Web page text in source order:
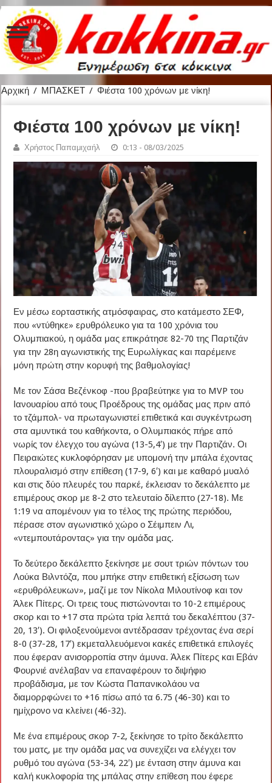
Αρχική / ΜΠΑΣΚΕΤ / Φιέστα 100 χρόνων με νίκη!
Φιέστα 100 χρόνων με νίκη!
Χρήστος Παπαμιχαήλ 0:13 - 08/03/2025
Εν μέσω εορταστικής ατμόσφαιρας, στο κατάμεστο ΣΕΦ,
που «ντύθηκε» ερυθρόλευκο για τα 100 χρόνια του
Ολυμπιακού, η ομάδα μας επικράτησε 82-70 της Παρτιζάν
για την 28η αγωνιστικής της Ευρωλίγκας και παρέμεινε
μόνη πρώτη στην κορυφή της βαθμολογίας!
Με τον Σάσα Βεζένκοφ -που βραβεύτηκε για το MVP του
Ιανουαρίου από τους Προέδρους της ομάδας μας πριν από
το τζάμπολ- να πρωταγωνιστεί επιθετικά και συγκέντρωση
στα αμυντικά του καθήκοντα, ο Ολυμπιακός πήρε από
νωρίς τον έλεγχο του αγώνα (13-5,4′) με την Παρτιζάν. Οι
Πειραιώτες κυκλοφόρησαν με υπομονή την μπάλα έχοντας
πλουραλισμό στην επίθεση (17-9, 6′) και με καθαρό μυαλό
και στις δύο πλευρές του παρκέ, έκλεισαν το δεκάλεπτο με
επιμέρους σκορ με 8-2 στο τελευταίο δίλεπτο (27-18). Με
1:19 να απομένουν για το τέλος της πρώτης περιόδου,
πέρασε στον αγωνιστικό χώρο ο Σέιμπειν Λι,
«ντεμπουτάροντας» για την ομάδα μας.
Το δεύτερο δεκάλεπτο ξεκίνησε με σουτ τριών πόντων του
Λούκα Βιλντόζα, που μπήκε στην επιθετική εξίσωση των
«ερυθρόλευκων», μαζί με τον Νίκολα Μιλουτίνοφ και τον
Άλεκ Πίτερς. Οι τρεις τους πιστώνονται το 10-2 επιμέρους
σκορ και το +17 στα πρώτα τρία λεπτά του δεκαλέπτου (37-
20, 13′). Οι φιλοξενούμενοι αντέδρασαν τρέχοντας ένα σερί
8-0 (37-28, 17′) εκμεταλλευόμενοι κακές επιθετικά επιλογές
που έφεραν ανισορροπία στην άμυνα. Άλεκ Πίτερς και Εβάν
Φουρνιέ ανέλαβαν να επαναφέρουν το διψήφιο
προβάδισμα, με τον Κώστα Παπανικολάου να
διαμορρφώνει το +16 πίσω από τα 6.75 (46-30) και το
ημίχρονο να κλείνει (46-32).
Με ένα επιμέρους σκορ 7-2, ξεκίνησε το τρίτο δεκάλεπτο
του ματς, με την ομάδα μας να συνεχίζει να ελέγχει τον
ρυθμό του αγώνα (53-34, 22′) με ένταση στην άμυνα και
καλή κυκλοφορία της μπάλας στην επίθεση που έφερε